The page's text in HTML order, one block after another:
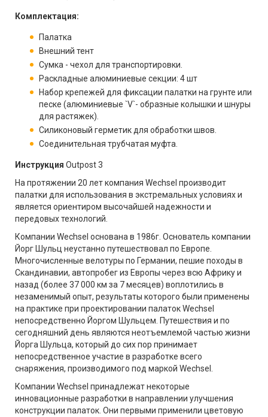
Комплектация:
Палатка
Внешний тент
Сумка - чехол для транспортировки.
Раскладные алюминиевые секции: 4 шт
Набор крепежей для фиксации палатки на грунте или
песке (алюминиевые `V`- образные колышки и шнуры
для растяжек).
Силиконовый герметик для обработки швов.
Соединительная трубчатая муфта.
Инструкция Outpost 3
На протяжении 20 лет компания Wechsel производит
палатки для использования в экстремальных условиях и
является ориентиром высочайшей надежности и
передовых технологий.
Компании Wechsel основана в 1986г. Основатель компании
Йорг Шульц неустанно путешествовал по Европе.
Многочисленные велотуры по Германии, пешие походы в
Скандинавии, автопробег из Европы через всю Африку и
назад (более 37 000 км за 7 месяцев) воплотились в
незаменимый опыт, результаты которого были применены
на практике при проектировании палаток Wechsel
непосредственно Йоргом Шульцем. Путешествия и по
сегодняшний день являются неотъемлемой частью жизни
Йорга Шульца, который до сих пор принимает
непосредственное участие в разработке всего
снаряжения, производимого под маркой Wechsel.
Компании Wechsel принадлежат некоторые
инновационные разработки в направлении улучшения
конструкции палаток. Они первыми применили цветовую